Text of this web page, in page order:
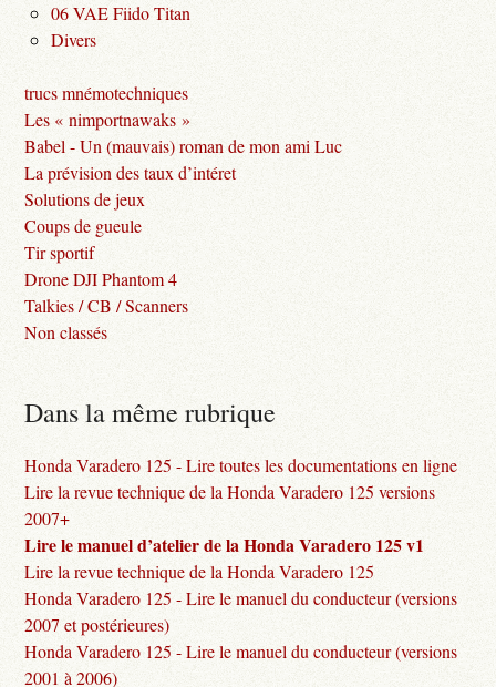
06 VAE Fiido Titan
Divers
trucs mnémotechniques
Les « nimportnawaks »
Babel - Un (mauvais) roman de mon ami Luc
La prévision des taux d’intéret
Solutions de jeux
Coups de gueule
Tir sportif
Drone DJI Phantom 4
Talkies / CB / Scanners
Non classés
Dans la même rubrique
Honda Varadero 125 - Lire toutes les documentations en ligne
Lire la revue technique de la Honda Varadero 125 versions
2007+
Lire le manuel d’atelier de la Honda Varadero 125 v1
Lire la revue technique de la Honda Varadero 125
Honda Varadero 125 - Lire le manuel du conducteur (versions
2007 et postérieures)
Honda Varadero 125 - Lire le manuel du conducteur (versions
2001 à 2006)